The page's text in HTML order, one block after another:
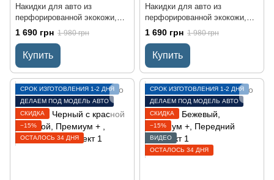
Накидки для авто из
перфорированной экокожи,
Черные с черной строчкой,
Премиум+, 2 передних
1 690 грн 1 980 грн
Купить
Накидки для авто из
перфорированной экокожи,
коричневые с коричневой
строчкой, Премиум + ,
Передний комплект
1 690 грн 1 980 грн
Купить
СРОК ИЗГОТОВЛЕНИЯ 1-2 ДНЯ
ДЕЛАЕМ ПОД МОДЕЛЬ АВТО
СКИДКА
−15%
ОСТАЛОСЬ 34 ДНЯ
СРОК ИЗГОТОВЛЕНИЯ 1-2 ДНЯ
ДЕЛАЕМ ПОД МОДЕЛЬ АВТО
СКИДКА
−15%
ВИДЕО
ОСТАЛОСЬ 34 ДНЯ